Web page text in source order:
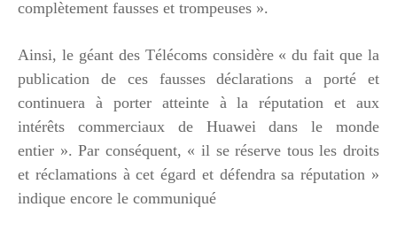
complètement fausses et trompeuses ».
Ainsi, le géant des Télécoms considère « du fait que la
publication de ces fausses déclarations a porté et
continuera à porter atteinte à la réputation et aux
intérêts commerciaux de Huawei dans le monde
entier ». Par conséquent, « il se réserve tous les droits
et réclamations à cet égard et défendra sa réputation »
indique encore le communiqué